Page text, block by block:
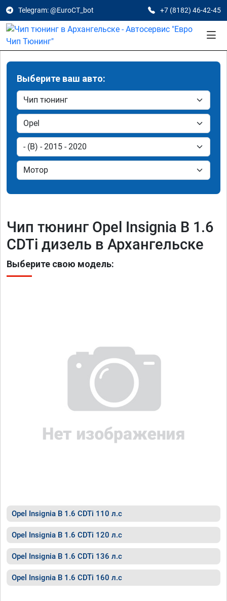
Telegram: @EuroCT_bot +7 (8182) 46-42-45
Выберите ваш авто:
Чип тюнинг Opel Insignia B 1.6
CDTi дизель в Архангельске
Выберите свою модель:
Opel Insignia B 1.6 CDTi 110 л.с
Opel Insignia B 1.6 CDTi 120 л.с
Opel Insignia B 1.6 CDTi 136 л.с
Opel Insignia B 1.6 CDTi 160 л.с